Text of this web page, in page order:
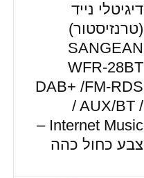
דיגיטלי נייד
(טרנזיסטור)
SANGEAN
WFR-28BT
DAB+ /FM-RDS
/ AUX/BT /
Internet Music –
צבע כחול כהה